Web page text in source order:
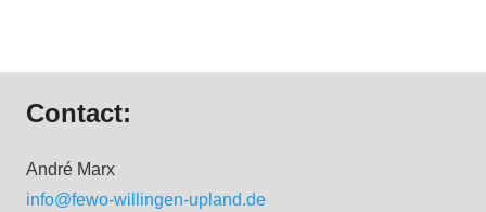
Contact:
André Marx
info@fewo-willingen-upland.de